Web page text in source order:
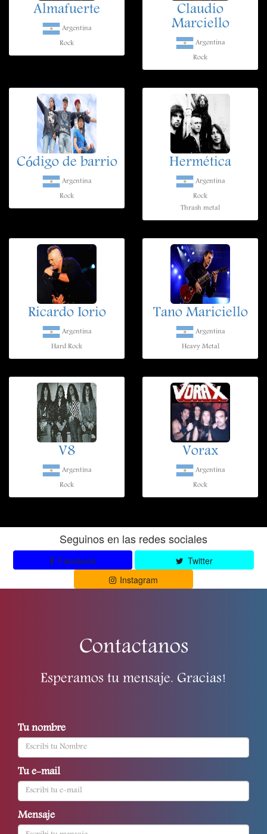
Almafuerte
Argentina
Rock
Claudio
Marciello
Argentina
Rock
Código de barrio
Argentina
Rock
Hermética
Argentina
Rock
Thrash metal
Ricardo Iorio
Argentina
Hard Rock
Tano Mariciello
Argentina
Heavy Metal
V8
Argentina
Rock
Vorax
Argentina
Rock
Seguinos en las redes sociales
Facebook
Twitter
Instagram
Contactanos
Esperamos tu mensaje. Gracias!
Tu nombre
Tu e-mail
Mensaje